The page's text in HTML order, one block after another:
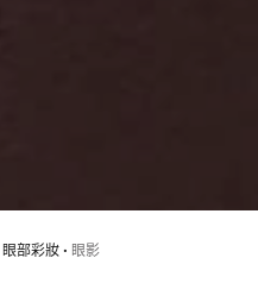
眼部彩妝 眼影